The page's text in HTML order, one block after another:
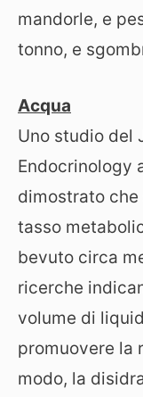
mandorle, e
tonno, e
Acqua
Uno studio del
Endocrinology
dimostrato
tasso
bevuto circa
ricerche
volume di
promuovere la
modo, la